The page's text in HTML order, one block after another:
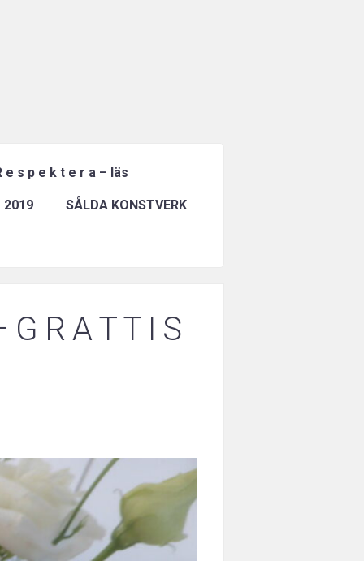
e s p e k t e r a – läs
2019 SÅLDA KONSTVERK
R A T T I S